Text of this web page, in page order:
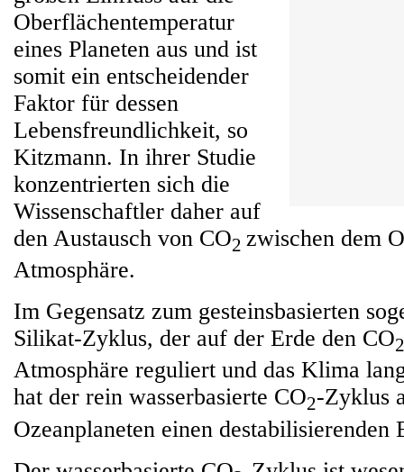
Oberflächentemperatur
eines Planeten aus und ist
somit ein entscheidender
Faktor für dessen
Lebensfreundlichkeit, so
Kitzmann. In ihrer Studie
konzentrierten sich die
Wissenschaftler daher auf
den Austausch von CO2 zwischen dem
Atmosphäre.
Im Gegensatz zum gesteinsbasierten
Silikat-Zyklus, der auf der Erde den CO2
Atmosphäre reguliert und das Klima
hat der rein wasserbasierte CO2-Zyklus
Ozeanplaneten einen destabilisierenden